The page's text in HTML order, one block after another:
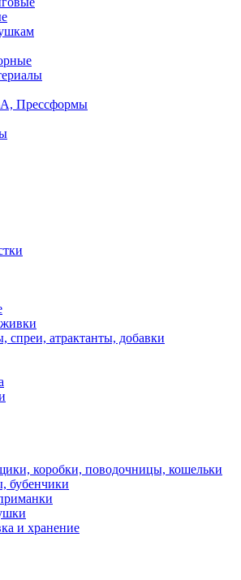
Прессформы
спреи, атрактанты, добавки
коробки, поводочницы, кошельки
бубенчики
и хранение